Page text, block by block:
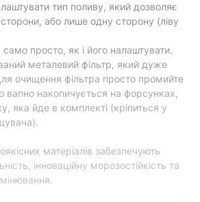
тип поливу, який дозволяє
або лише одну сторону (ліву
просто, як і його налаштувати.
металевий фільтр, який дуже
очищення фільтра просто промийте
вапно накопичується на форсунках,
яка йде в комплекті (кріпиться у
матеріалів забезпечують
інноваційну морозостійкість та